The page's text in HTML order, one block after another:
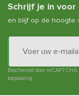
Schrijf je in
en blijf op de hoogte
Beschermd door reCAPTCHA.
toepassing.